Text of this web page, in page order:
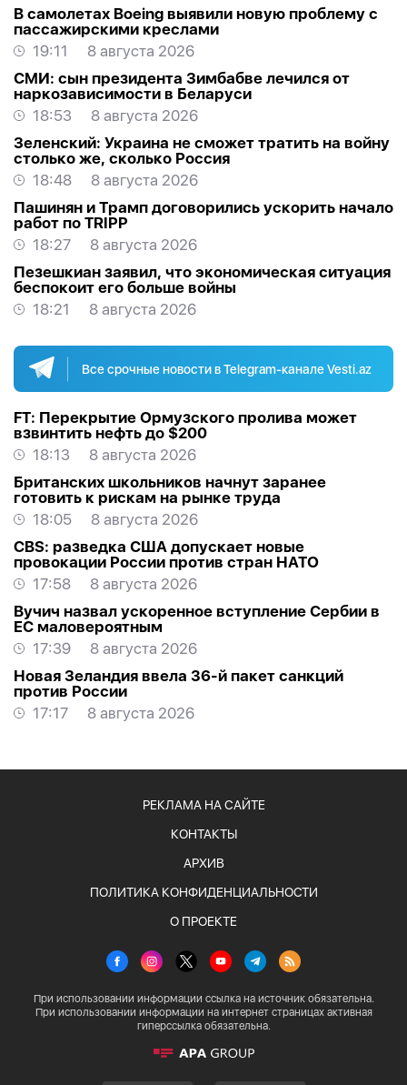
В самолетах Boeing выявили новую проблему с
пассажирскими креслами
19:11
8 августа 2026
СМИ: сын президента Зимбабве лечился от
наркозависимости в Беларуси
18:53
8 августа 2026
Зеленский: Украина не сможет тратить на войну
столько же, сколько Россия
18:48
8 августа 2026
Пашинян и Трамп договорились ускорить начало
работ по TRIPP
18:27
8 августа 2026
Пезешкиан заявил, что экономическая ситуация
беспокоит его больше войны
18:21
8 августа 2026
Все срочные новости в Telegram-канале Vesti.az
FT: Перекрытие Ормузского пролива может
взвинтить нефть до $200
18:13
8 августа 2026
Британских школьников начнут заранее
готовить к рискам на рынке труда
18:05
8 августа 2026
CBS: разведка США допускает новые
провокации России против стран НАТО
17:58
8 августа 2026
Вучич назвал ускоренное вступление Сербии в
ЕС маловероятным
17:39
8 августа 2026
Новая Зеландия ввела 36-й пакет санкций
против России
17:17
8 августа 2026
РЕКЛАМА НА САЙТЕ
КОНТАКТЫ
АРХИВ
ПОЛИТИКА КОНФИДЕНЦИАЛЬНОСТИ
О ПРОЕКТЕ
При использовании информации ссылка на источник обязательна.
При использовании информации на интернет страницах активная
гиперссылка обязательна.